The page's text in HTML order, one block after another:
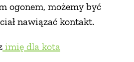
ogonem, możemy być
nawiązać kontakt.
imię dla kota